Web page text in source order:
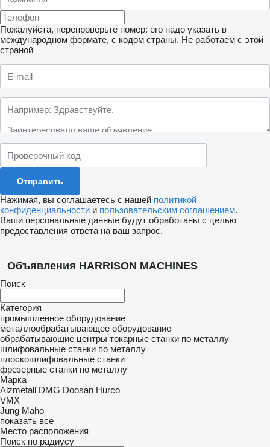
Пожалуйста, перепроверьте номер: его надо указать в
международном формате, с кодом страны. Не работаем с этой
страной
Нажимая, вы соглашаетесь с нашей политикой
конфиденциальности и пользовательским соглашением.
Ваши персональные данные будут обработаны с целью
предоставления ответа на ваш запрос.
Объявления HARRISON MACHINES
Поиск
Категория
промышленное оборудование
металлообрабатывающее оборудование
обрабатывающие центры токарные станки по металлу
шлифовальные станки по металлу
плоскошлифовальные станки
фрезерные станки по металлу
Марка
Alzmetall DMG Doosan Hurco
VMX
Jung Maho
показать все
Место расположения
Поиск по радиусу